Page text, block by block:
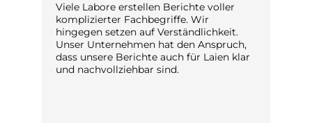
Viele Labore erstellen Berichte voller
komplizierter Fachbegriffe. Wir
hingegen setzen auf Verständlichkeit.
Unser Unternehmen hat den Anspruch,
dass unsere Berichte auch für Laien klar
und nachvollziehbar sind.